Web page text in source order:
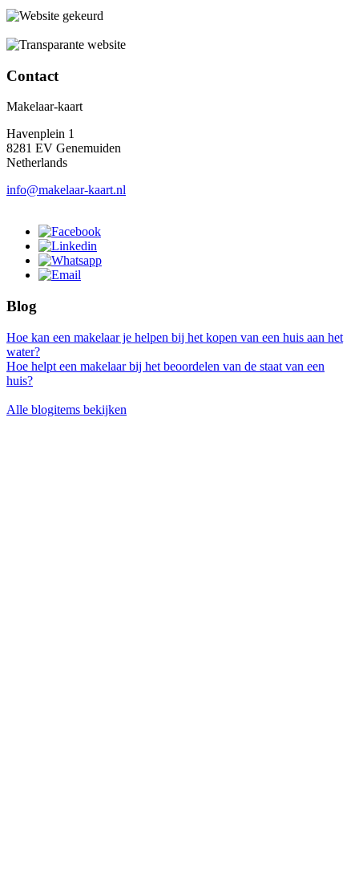
Contact
Makelaar-kaart
Havenplein 1
8281 EV Genemuiden
Netherlands
info@makelaar-kaart.nl
Blog
Hoe kan een makelaar je helpen bij het kopen van een huis aan het
water?
Hoe helpt een makelaar bij het beoordelen van de staat van een
huis?
Alle blogitems bekijken